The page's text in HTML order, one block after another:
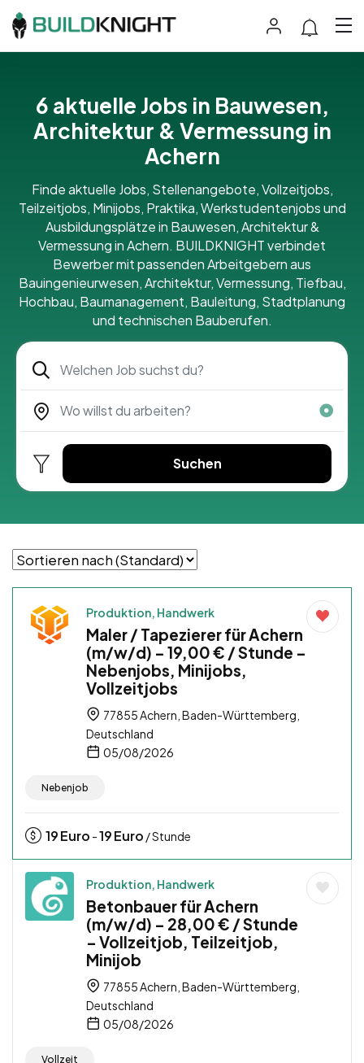
6 aktuelle Jobs in Bauwesen,
Architektur & Vermessung in
Achern
Finde aktuelle Jobs, Stellenangebote, Vollzeitjobs,
Teilzeitjobs, Minijobs, Praktika, Werkstudentenjobs und
Ausbildungsplätze in Bauwesen, Architektur &
Vermessung in Achern. BUILDKNIGHT verbindet
Bewerber mit passenden Arbeitgebern aus
Bauingenieurwesen, Architektur, Vermessung, Tiefbau,
Hochbau, Baumanagement, Bauleitung, Stadtplanung
und technischen Bauberufen.
Suchen
Produktion, Handwerk
Maler / Tapezierer für Achern
(m/w/d) – 19,00 € / Stunde –
Nebenjobs, Minijobs,
Vollzeitjobs
77855 Achern, Baden-Württemberg,
Deutschland
05/08/2026
Nebenjob
19Euro -19Euro / Stunde
Produktion, Handwerk
Betonbauer für Achern
(m/w/d) – 28,00 € / Stunde
– Vollzeitjob, Teilzeitjob,
Minijob
77855 Achern, Baden-Württemberg,
Deutschland
05/08/2026
Vollzeit